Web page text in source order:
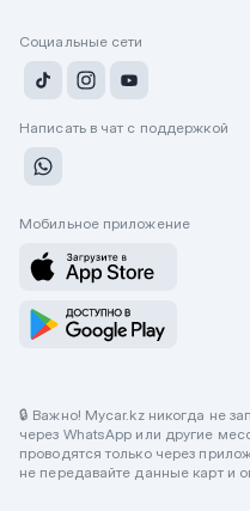
Социальные сети
Написать в чат с поддержкой
Мобильное приложение
🔒 Важно! Mycar.kz никогда не
через WhatsApp или другие
проводятся только через
не передавайте данные карт и